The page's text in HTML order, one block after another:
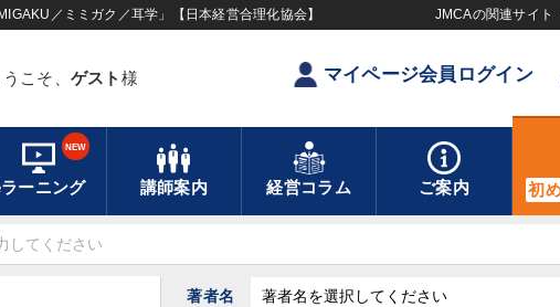
／ミミガク／耳学」【日本経営合理化協会】 JMCAの関連サイト
こそ、 ゲスト 様 マイページ会員ログイン
ーニング
NEW
講師案内 経営コラム ご案内 初
著者名